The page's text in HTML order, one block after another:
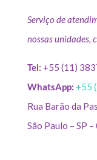
Serviço de
nossas unidades,
Tel: +55 (11)
WhatsApp: +55
Rua Barão da
São Paulo – SP